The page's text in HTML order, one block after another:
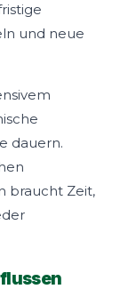
und neue
dauern.
braucht Zeit,